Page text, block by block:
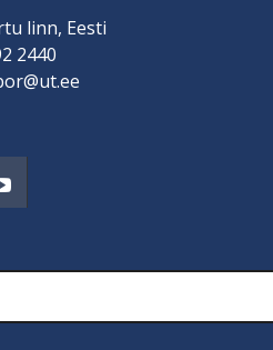
linn, Eesti
2440